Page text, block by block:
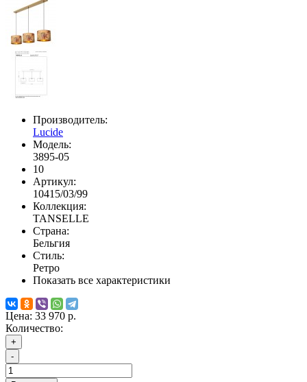
Производитель:
Lucide
Модель:
3895-05
10
Артикул:
10415/03/99
Коллекция:
TANSELLE
Страна:
Бельгия
Стиль:
Ретро
Показать все характеристики
Цена: 33 970 р.
Количество:
+
-